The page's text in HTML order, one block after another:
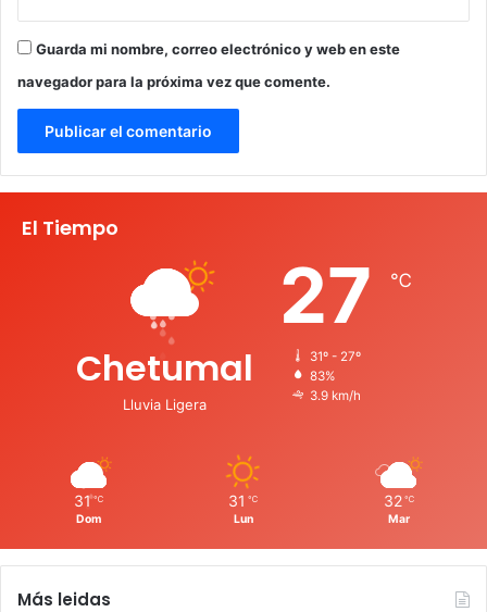
Guarda mi nombre, correo electrónico y web en este
navegador para la próxima vez que comente.
El Tiempo
Chetumal
Lluvia Ligera
27 ℃
31º - 27º
83%
3.9 km/h
31 ℃
Dom
31 ℃
Lun
32 ℃
Mar
Más leidas